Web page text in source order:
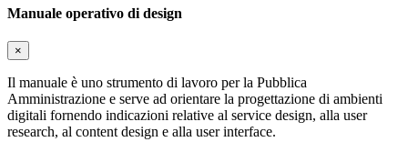
Manuale operativo di design
×
Il manuale è uno strumento di lavoro per la Pubblica
Amministrazione e serve ad orientare la progettazione di ambienti
digitali fornendo indicazioni relative al service design, alla user
research, al content design e alla user interface.